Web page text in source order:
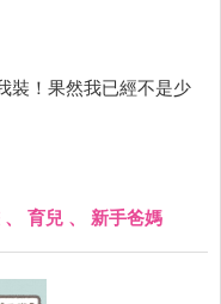
裝！果然我已經不是少
、 育兒 、 新手爸媽